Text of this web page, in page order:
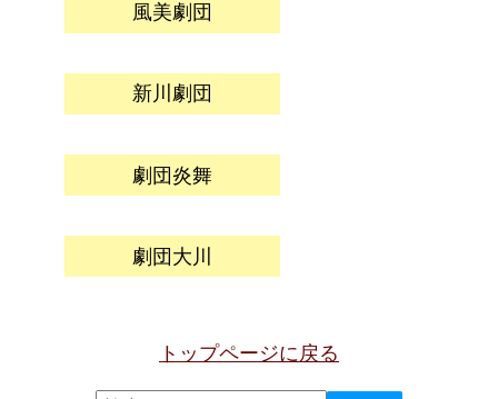
風美劇団
新川劇団
劇団炎舞
劇団大川
トップページに戻る